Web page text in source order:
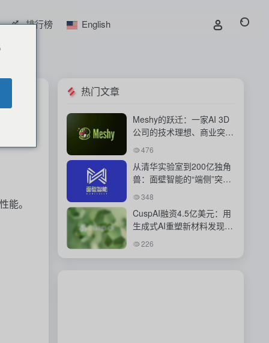
排行榜 English
能。
热门文章
Meshy的跃迁：一家AI 3D
公司的技术理想、商业突围
与下一场内容革命
476
从清华实验室到200亿独角
兽：面壁智能的“端侧”突围
战 348
CuspAI融资4.5亿美元：用
生成式AI重塑新材料发现与
工业研发体系
226